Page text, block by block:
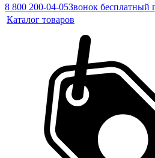
8 800 200-04-05Звонок бесплатный
Каталог товаров